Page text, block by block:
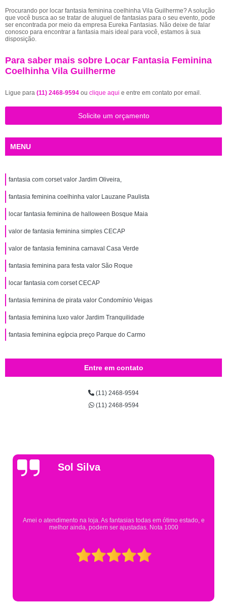
Procurando por locar fantasia feminina coelhinha Vila Guilherme? A solução
que você busca ao se tratar de aluguel de fantasias para o seu evento, pode
ser encontrada por meio da empresa Eureka Fantasias. Não deixe de falar
conosco para encontrar a fantasia mais ideal para você, estamos à sua
disposição.
Para saber mais sobre Locar Fantasia Feminina
Coelhinha Vila Guilherme
Ligue para (11) 2468-9594 ou clique aqui e entre em contato por email.
Solicite um orçamento
MENU
fantasia com corset valor Jardim Oliveira,
fantasia feminina coelhinha valor Lauzane Paulista
locar fantasia feminina de halloween Bosque Maia
valor de fantasia feminina simples CECAP
valor de fantasia feminina carnaval Casa Verde
fantasia feminina para festa valor São Roque
locar fantasia com corset CECAP
fantasia feminina de pirata valor Condomínio Veigas
fantasia feminina luxo valor Jardim Tranquilidade
fantasia feminina egípcia preço Parque do Carmo
Entre em contato
(11) 2468-9594
(11) 2468-9594
Gsutavo Pinto
Pesquisei em mais de 20 lojas e só encontrei a fantasia de meu filho
Eureka. Cheguei praticamente no horário em que estavam fechando
mesmo assim fui muito bem atendido.